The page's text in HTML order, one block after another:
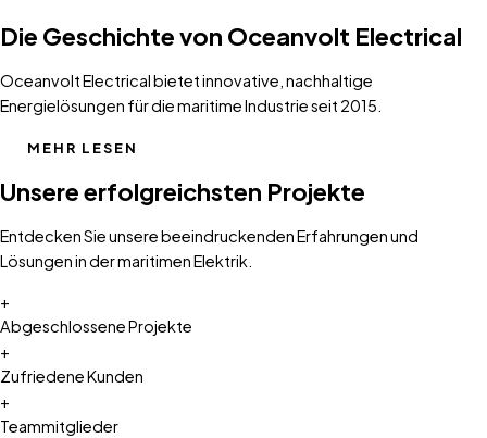
Die Geschichte von Oceanvolt Electrical
Oceanvolt Electrical bietet innovative, nachhaltige
Energielösungen für die maritime Industrie seit 2015.
MEHR LESEN
Unsere erfolgreichsten Projekte
Entdecken Sie unsere beeindruckenden Erfahrungen und
Lösungen in der maritimen Elektrik.
+
Abgeschlossene Projekte
+
Zufriedene Kunden
+
Teammitglieder